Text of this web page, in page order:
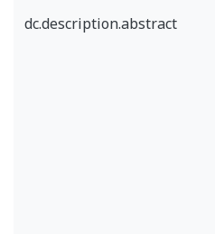
dc.description.abstract